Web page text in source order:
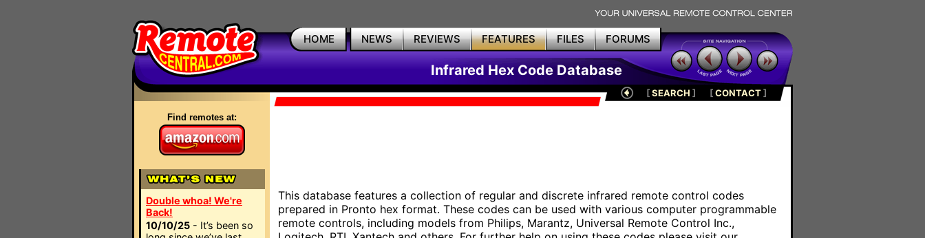
HOME NEWS REVIEWS FEATURES FILES FORUMS
Infrared Hex Code Database
Find remotes at:
Double whoa! We're
Back!
10/10/25 - It’s been so
[SEARCH ] [CONTACT]
This database features a collection of regular and discrete infrared remote control codes
prepared in Pronto hex format. These codes can be used with various computer programmable
remote controls, including models from Philips, Marantz, Universal Remote Control Inc.,